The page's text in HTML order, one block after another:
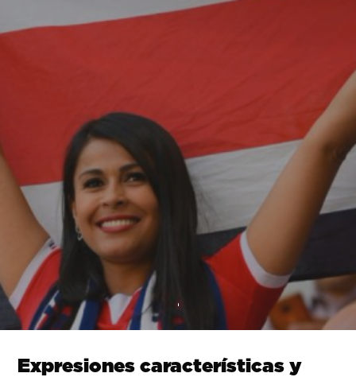
Expresiones características y